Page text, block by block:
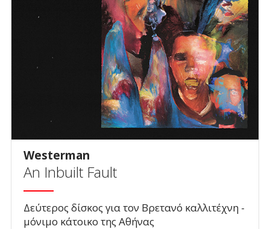
Westerman
An Inbuilt Fault
Δεύτερος δίσκος για τον Βρετανό καλλιτέχνη -
μόνιμο κάτοικο της Αθήνας